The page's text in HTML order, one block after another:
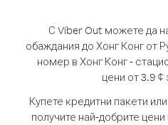
С Viber Out можете да
обаждания до Хонг Конг от
номер в Хонг Конг -
цени от 3.9 ¢
Купете кредитни пакети
получите най-добрите